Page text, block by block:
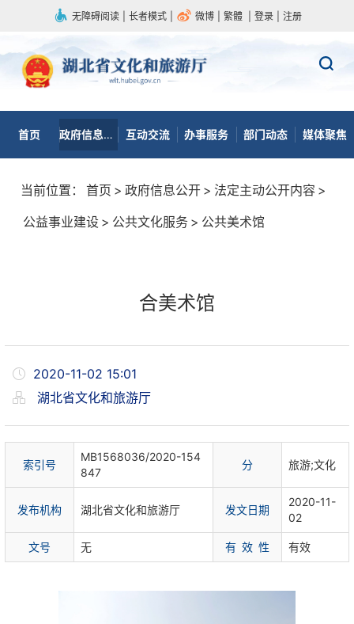
无障碍阅读 长者模式 微博 繁體 登录 注册
首页 政府信息公开 互动交流 办事服务 部门动态 媒体聚焦
当前位置： 首页 > 政府信息公开 > 法定主动公开内容 >
公益事业建设 > 公共文化服务 > 公共美术馆
合美术馆
2020-11-02 15:01
湖北省文化和旅游厅
索引号
MB1568036/2020-154
847
分 旅游;文化
发布机构 湖北省文化和旅游厅 发文日期
2020-11-
02
文号 无 有 效 性 有效